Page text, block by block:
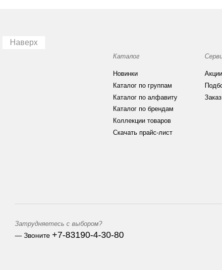
Наверх
Каталог
Новинки
Каталог по группам
Каталог по алфавиту
Каталог по брендам
Коллекции товаров
Скачать прайс-лист
Затрудняетесь с выбором?
— Звоните +7-83190-4-30-80